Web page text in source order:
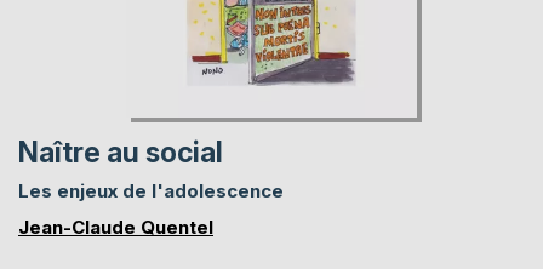
Naître au social
Les enjeux de l'adolescence
Jean-Claude Quentel